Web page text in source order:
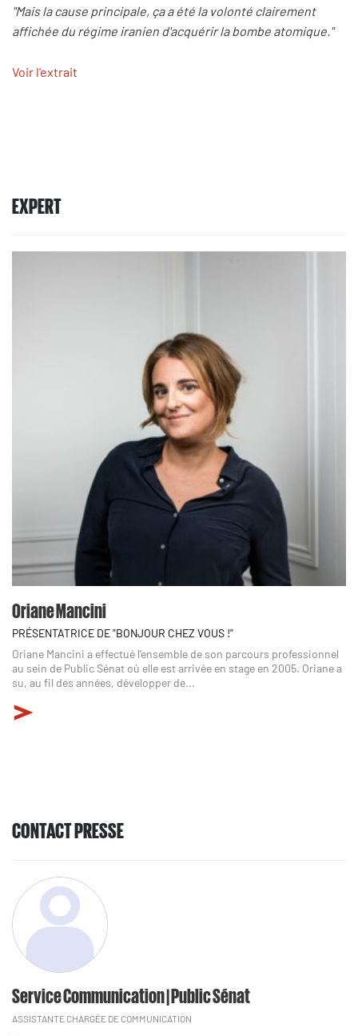
"Mais la cause principale, ça a été la volonté clairement
affichée du régime iranien d'acquérir la bombe atomique."
Voir l'extrait
EXPERT
Oriane Mancini
PRÉSENTATRICE DE "BONJOUR CHEZ VOUS !"
Oriane Mancini a effectué l’ensemble de son parcours professionnel
au sein de Public Sénat où elle est arrivée en stage en 2005. Oriane a
su, au fil des années, développer de...
CONTACT PRESSE
Service Communication | Public Sénat
ASSISTANTE CHARGÉE DE COMMUNICATION